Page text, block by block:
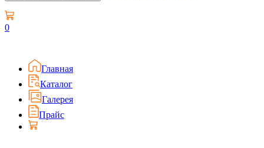
0
Главная
Каталог
Галерея
Прайс